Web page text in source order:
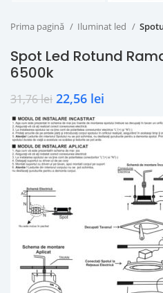
Prima pagină Iluminat led
Spot Led Rotund
6500k
31,76lei 22,56 lei